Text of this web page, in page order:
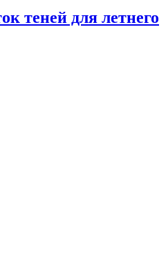
теней для летнего